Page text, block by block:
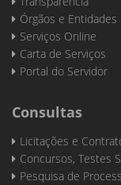
Órgãos e Entidades
Serviços Online
Carta de Serviços
Portal do Servidor
Consultas
Licitações e
Concursos, Testes
Pesquisa de